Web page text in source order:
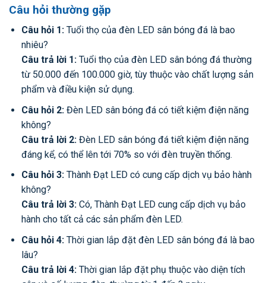
Câu hỏi thường gặp
Câu hỏi 1:Tuổi thọ của đèn LED sân bóng đá là bao
nhiêu?
Câu trả lời 1:Tuổi thọ của đèn LED sân bóng đá thường
từ 50.000 đến 100.000 giờ, tùy thuộc vào chất lượng sản
phẩm và điều kiện sử dụng.
Câu hỏi 2:Đèn LED sân bóng đá có tiết kiệm điện năng
không?
Câu trả lời 2:Đèn LED sân bóng đá tiết kiệm điện năng
đáng kể, có thể lên tới 70% so với đèn truyền thống.
Câu hỏi 3:Thành Đạt LED có cung cấp dịch vụ bảo hành
không?
Câu trả lời 3:Có, Thành Đạt LED cung cấp dịch vụ bảo
hành cho tất cả các sản phẩm đèn LED.
Câu hỏi 4:Thời gian lắp đặt đèn LED sân bóng đá là bao
lâu?
Câu trả lời 4:Thời gian lắp đặt phụ thuộc vào diện tích